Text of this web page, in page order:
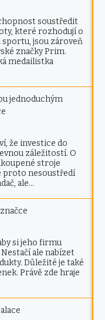
soustředit
které rozhodují o
jsou zároveň
značky Prim.
medailistka
jednoduchým
že investice do
záležitostí. O
stroje
proto nesoustředí
ale…
si jeho firmu
ale nabízet
Důležité je také
Právě zde hraje